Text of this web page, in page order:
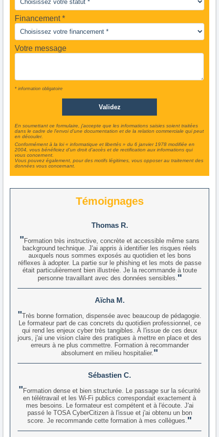
Financement *
Votre message
* information obligatoire
En soumettant ce formulaire, j'accepte que les informations saisies soient traitées
dans le cadre de l'envoi d'une documentation et de la relation commerciale qui peut
en découler.
Conformément à la loi « informatique et libertés » du 6 janvier 1978 modifiée en
2004, vous bénéficiez d'un droit d'accès et de rectification aux informations qui
vous concernent.
Vous pouvez également, pour des motifs légitimes, vous opposer au traitement des
données vous concernant.
Témoignages
Thomas R.
Formation très instructive, concrète et accessible même sans
background technique. J'ai appris à identifier les risques réels
auxquels nous sommes exposés au quotidien et les bons
réflexes à adopter. La partie sur le phishing et les mots de passe
était particulièrement bien illustrée. Je la recommande à toute
personne travaillant avec des données sensibles.
Aïcha M.
Très bonne formation, dispensée avec beaucoup de pédagogie.
Le formateur part de cas concrets du quotidien professionnel, ce
qui rend les enjeux cyber très tangibles. À l'issue de ces deux
jours, j'ai une vision claire des pratiques à mettre en place et des
erreurs à ne plus commettre. Formation à recommander
absolument en milieu hospitalier.
Sébastien C.
Formation dense et bien structurée. Le passage sur la sécurité
en télétravail et les Wi-Fi publics correspondait exactement à
mes besoins. Le formateur est compétent et à l'écoute. J'ai
passé le TOSA CyberCitizen à l'issue et j'ai obtenu un bon
score. Je recommande cette formation à mes collègues.